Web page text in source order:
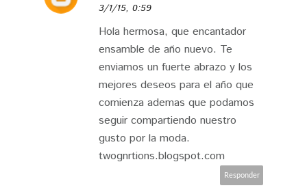
3/1/15, 0:59
Hola hermosa, que encantador
ensamble de año nuevo. Te
enviamos un fuerte abrazo y los
mejores deseos para el año que
comienza ademas que podamos
seguir compartiendo nuestro
gusto por la moda.
twognrtions.blogspot.com
Responder